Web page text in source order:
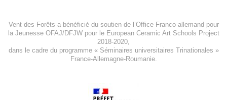
Vent des Forêts a bénéficié du soutien de l’Office Franco-allemand pour
la Jeunesse OFAJ/DFJWpour leEuropean Ceramic Art Schools Project
2018-2020
dans le cadre du programme « Séminaires universitaires Trinationales »
France-Allemagne-Roumanie.